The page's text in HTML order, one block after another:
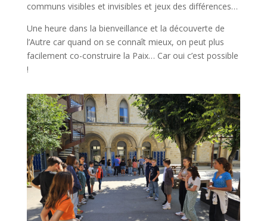
communs visibles et invisibles et jeux des différences…
Une heure dans la bienveillance et la découverte de
l’Autre car quand on se connaît mieux, on peut plus
facilement co-construire la Paix… Car oui c’est possible
!